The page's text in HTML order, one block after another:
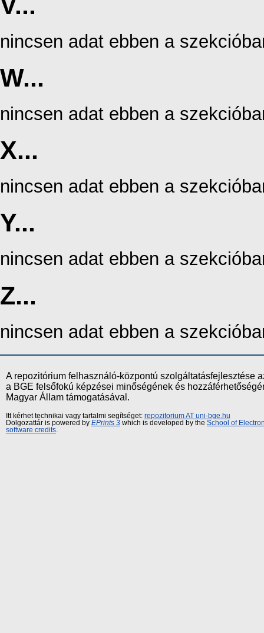
nincsen adat ebben a
W...
nincsen adat ebben a
X...
nincsen adat ebben a
Y...
nincsen adat ebben a
Z...
nincsen adat ebben a
A repozitórium felhasználó-központú szolgáltatásfejlesztése
a BGE felsőfokú képzései minőségének és
Magyar Állam támogatásával.
Itt kérhet technikai vagy tartalmi segítséget: repozitorium AT uni-bge.hu
Dolgozattár is powered by EPrints 3 which is developed by the School of
software credits